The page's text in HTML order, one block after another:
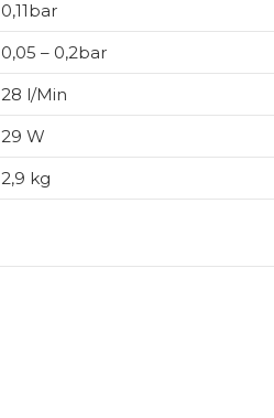
0,11bar
0,05 – 0,2bar
28 l/Min
29 W
2,9 kg